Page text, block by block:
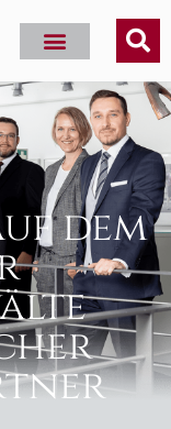
dem